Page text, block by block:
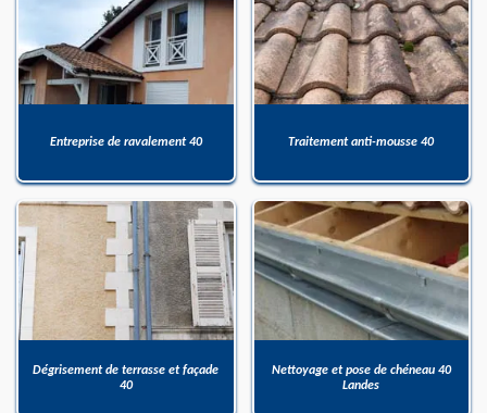
Entreprise de ravalement 40 Traitement anti-mousse 40
Dégrisement de terrasse et façade
40
Nettoyage et pose de chéneau 40
Landes